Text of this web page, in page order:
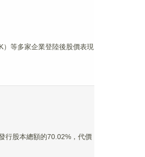
等多家企業登陸後股價表現
行股本總額的70.02%，代價